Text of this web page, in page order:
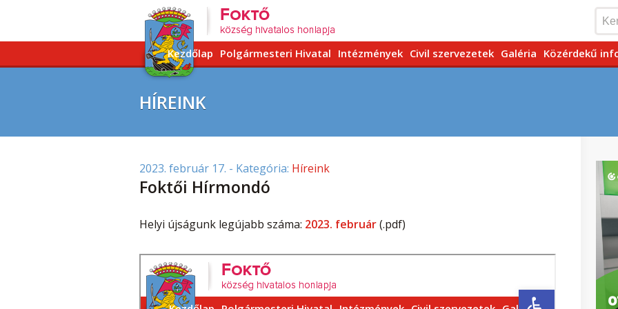
Kezdőlap Polgármesteri Hivatal Intézmények Civil szervezetek Galéria Közérdekű
HÍREINK
2023. február 17. - Kategória: Híreink
Foktői Hírmondó
Helyi újságunk legújabb száma: 2023. február(.pdf)